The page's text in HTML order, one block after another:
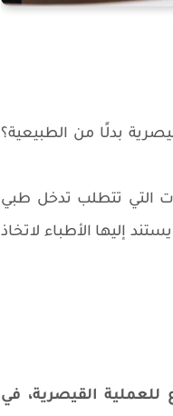
بدلًا من الطبيعية؟
التي تتطلب تدخل طبي
إليها الأطباء لاتخاذ
للعملية القيصرية، في